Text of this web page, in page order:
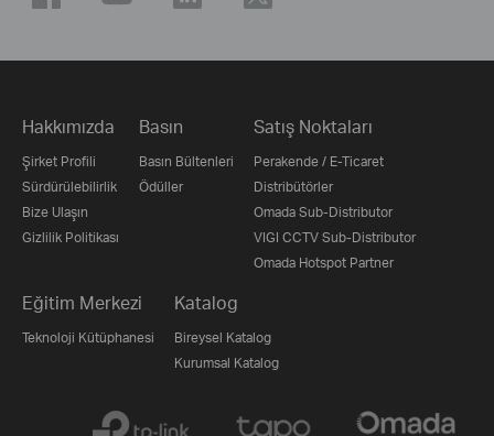
Hakkımızda
Şirket Profili
Sürdürülebilirlik
Bize Ulaşın
Gizlilik Politikası
Basın
Basın Bültenleri
Ödüller
Satış Noktaları
Perakende / E-Ticaret
Distribütörler
Omada Sub-Distributor
VIGI CCTV Sub-Distributor
Omada Hotspot Partner
Eğitim Merkezi
Teknoloji Kütüphanesi
Katalog
Bireysel Katalog
Kurumsal Katalog